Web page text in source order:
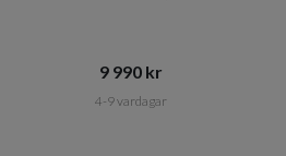
9 990 kr​​
4-9 vardagar